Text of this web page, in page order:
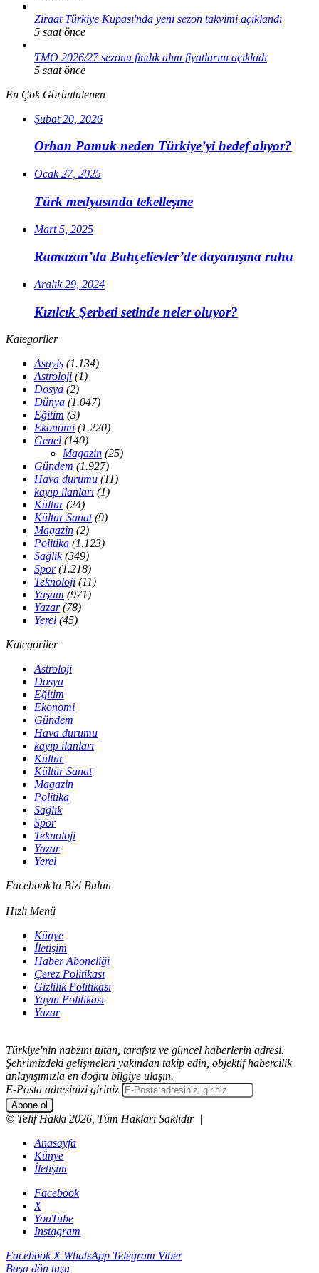
Ziraat Türkiye Kupası'nda yeni sezon takvimi açıklandı
5 saat önce
TMO 2026/27 sezonu fındık alım fiyatlarını açıkladı
5 saat önce
En Çok Görüntülenen
Şubat 20, 2026
Orhan Pamuk neden Türkiye’yi hedef alıyor?
Ocak 27, 2025
Türk medyasında tekelleşme
Mart 5, 2025
Ramazan’da Bahçelievler’de dayanışma ruhu
Aralık 29, 2024
Kızılcık Şerbeti setinde neler oluyor?
Kategoriler
Asayiş (1.134)
Astroloji (1)
Dosya (2)
Dünya (1.047)
Eğitim (3)
Ekonomi (1.220)
Genel (140)
Magazin (25)
Gündem (1.927)
Hava durumu (11)
kayıp ilanları (1)
Kültür(24)
Kültür Sanat(9)
Magazin (2)
Politika (1.123)
Sağlık(349)
Spor(1.218)
Teknoloji (11)
Yaşam (971)
Yazar(78)
Yerel (45)
Kategoriler
Astroloji
Dosya
Eğitim
Ekonomi
Gündem
Hava durumu
kayıp ilanları
Kültür
Kültür Sanat
Magazin
Politika
Sağlık
Spor
Teknoloji
Yazar
Yerel
Facebook’ta Bizi Bulun
Hızlı Menü
Künye
İletişim
Haber Aboneliği
Çerez Politikası
Gizlilik Politikası
Yayın Politikası
Yazar
Türkiye'nin nabzını tutan, tarafsız ve güncel haberlerin adresi.
Şehrimizdeki gelişmeleri yakından takip edin, objektif habercilik
anlayışımızla en doğru bilgiye ulaşın.
E-Posta adresinizi giriniz
© Telif Hakkı 2026, Tüm Hakları Saklıdır |
Anasayfa
Künye
İletişim
Facebook
X
YouTube
Instagram
Facebook X WhatsApp Telegram Viber
Başa dön tuşu